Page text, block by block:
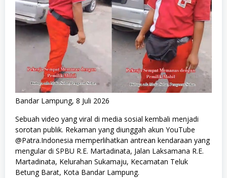
Bandar Lampung, 8 Juli 2026
Sebuah video yang viral di media sosial kembali menjadi
sorotan publik. Rekaman yang diunggah akun YouTube
@Patra.Indonesia memperlihatkan antrean kendaraan yang
mengular di SPBU R.E. Martadinata, Jalan Laksamana R.E.
Martadinata, Kelurahan Sukamaju, Kecamatan Teluk
Betung Barat, Kota Bandar Lampung.